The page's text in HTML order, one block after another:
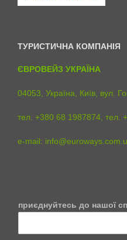
ТУРИСТИЧНА КОМПАНІЯ
ЄВРОВЕЙЗ УКРАЇНА
04053, Україна, Київ, вул.
тел. +380 68 1987874, тел.
e-mail:
приєднуйтесь до нашої